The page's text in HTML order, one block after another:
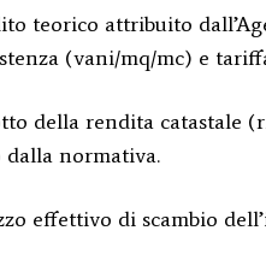
teorico attribuito
(vani/mq/mc) e
della rendita catastale
normativa.
effettivo di scambio